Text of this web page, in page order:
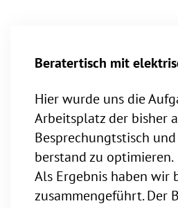
Beratertisch mit
Hier wurde uns die
Arbeitsplatz der bisher
Besprechungtstisch
berstand zu optimieren.
Als Ergebnis haben wir
zusammengeführt. Der